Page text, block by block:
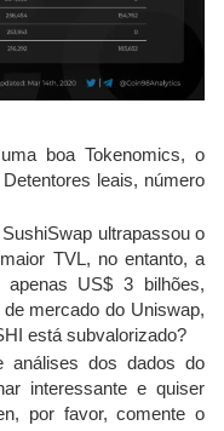
boa Tokenomics, o
leais, número
ultrapassou o
TVL, no entanto, a
US$ 3 bilhões,
mercado do Uniswap,
está subvalorizado?
análises dos dados do
interessante e quiser
por favor, comente o